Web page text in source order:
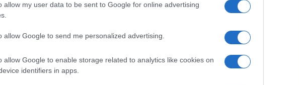
allow my user data to be sent to Google for online advertising
allow Google to send me personalized advertising.
allow Google to enable storage related to analytics like cookies on
identifiers in apps.
Saznaj više Saznaj više